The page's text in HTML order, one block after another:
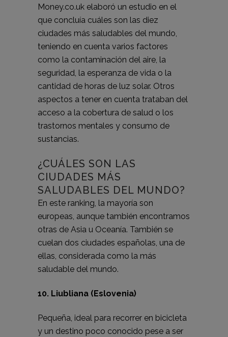
Money.co.uk elaboró un estudio en el
que concluía cuáles son las diez
ciudades más saludables del mundo,
teniendo en cuenta varios factores
como la contaminación del aire, la
seguridad, la esperanza de vida o la
cantidad de horas de luz solar. Otros
aspectos a tener en cuenta trataban del
acceso a la cobertura de salud o los
trastornos mentales y consumo de
sustancias.
¿CUÁLES SON LAS
CIUDADES MÁS
SALUDABLES DEL MUNDO?
En este ranking, la mayoría son
europeas, aunque también encontramos
otras de Asia u Oceanía. También se
cuelan dos ciudades españolas, una de
ellas, considerada como la más
saludable del mundo.
10. Liubliana (Eslovenia)
Pequeña, ideal para recorrer en bicicleta
y un destino poco conocido pese a ser